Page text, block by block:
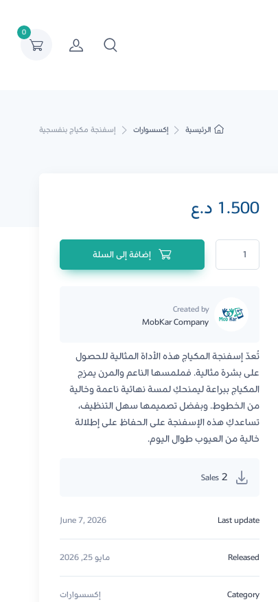
0
الرئيسية إكسسوارات إسفنجة مكياج بنفسجية
1.500 د.ع
إسفنجة مكياج بنفسجية
Created by
MobKar Company
تُعدّ إسفنجة المكياج هذه الأداة المثالية للحصول
على بشرة مثالية. فملمسها الناعم والمرن يمزج
المكياج ببراعة ليمنحكِ لمسة نهائية ناعمة وخالية
من الخطوط. وبفضل تصميمها سهل التنظيف،
تساعدكِ هذه الإسفنجة على الحفاظ على إطلالة
خالية من العيوب طوال اليوم.
2
Sales
Last update
June 7, 2026
Released مايو 25, 2026
Category إكسسوارات